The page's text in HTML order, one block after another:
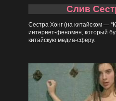
Слив
Сестра Хонг (на китайском —
интернет-феномен, который
китайскую медиа-сферу.